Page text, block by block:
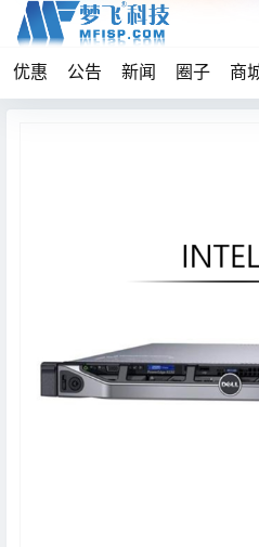
优惠 公告 新闻 圈子 商